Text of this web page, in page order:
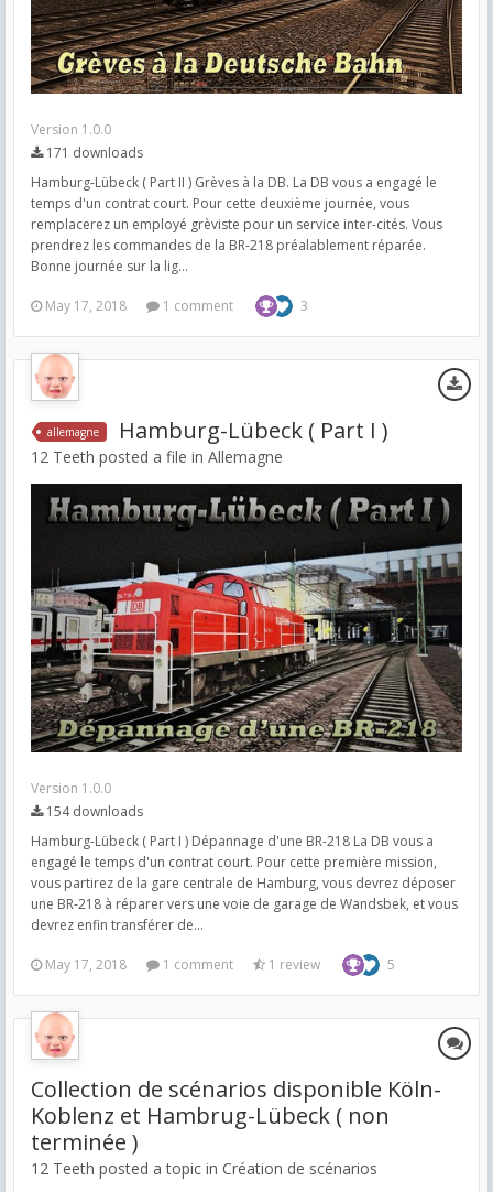
Version 1.0.0
171 downloads
Hamburg-Lübeck ( Part II ) Grèves à la DB. La DB vous a engagé le
temps d'un contrat court. Pour cette deuxième journée, vous
remplacerez un employé grèviste pour un service inter-cités. Vous
prendrez les commandes de la BR-218 préalablement réparée.
Bonne journée sur la lig...
May 17, 2018 1 comment 3
allemagne Hamburg-Lübeck ( Part I )
12 Teeth posted a file in Allemagne
Version 1.0.0
154 downloads
Hamburg-Lübeck ( Part I ) Dépannage d'une BR-218 La DB vous a
engagé le temps d'un contrat court. Pour cette première mission,
vous partirez de la gare centrale de Hamburg, vous devrez déposer
une BR-218 à réparer vers une voie de garage de Wandsbek, et vous
devrez enfin transférer de...
May 17, 2018 1 comment 1 review 5
Collection de scénarios disponible Köln-
Koblenz et Hambrug-Lübeck ( non
terminée )
12 Teeth posted a topic in Création de scénarios